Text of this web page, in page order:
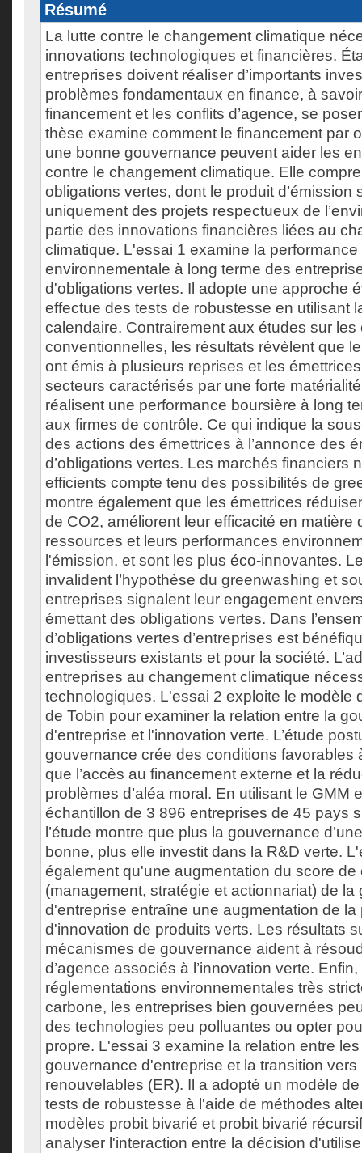
Résumé
La lutte contre le changement climatique
innovations technologiques et financières.
entreprises doivent réaliser d’importants
problèmes fondamentaux en finance, à
financement et les conflits d’agence, se
thèse examine comment le financement par
une bonne gouvernance peuvent aider les
contre le changement climatique. Elle
obligations vertes, dont le produit d’émission
uniquement des projets respectueux de
partie des innovations financières liées au
climatique. L'essai 1 examine la
environnementale à long terme des
d'obligations vertes. Il adopte une approche
effectue des tests de robustesse en utilisant
calendaire. Contrairement aux études sur les
conventionnelles, les résultats révèlent que
ont émis à plusieurs reprises et les
secteurs caractérisés par une forte
réalisent une performance boursière à long
aux firmes de contrôle. Ce qui indique la
des actions des émettrices à l’annonce des
d’obligations vertes. Les marchés financiers
efficients compte tenu des possibilités de
montre également que les émettrices
de CO2, améliorent leur efficacité en matière
ressources et leurs performances
l'émission, et sont les plus éco-innovantes.
invalident l’hypothèse du greenwashing et
entreprises signalent leur engagement
émettant des obligations vertes. Dans
d’obligations vertes d’entreprises est
investisseurs existants et pour la société.
entreprises au changement climatique
technologiques. L'essai 2 exploite le modèle
de Tobin pour examiner la relation entre la
d'entreprise et l'innovation verte. L’étude
gouvernance crée des conditions favorables
que l’accès au financement externe et la
problèmes d’aléa moral. En utilisant le GMM
échantillon de 3 896 entreprises de 45 pays
l’étude montre que plus la gouvernance
bonne, plus elle investit dans la R&D verte.
également qu'une augmentation du score
(management, stratégie et actionnariat) de la
d'entreprise entraîne une augmentation de la
d'innovation de produits verts. Les résultats
mécanismes de gouvernance aident à
d’agence associés à l’innovation verte.
réglementations environnementales très
carbone, les entreprises bien gouvernées
des technologies peu polluantes ou opter
propre. L'essai 3 examine la relation entre
gouvernance d'entreprise et la transition
renouvelables (ER). Il a adopté un modèle
tests de robustesse à l'aide de méthodes
modèles probit bivarié et probit bivarié
analyser l'interaction entre la décision